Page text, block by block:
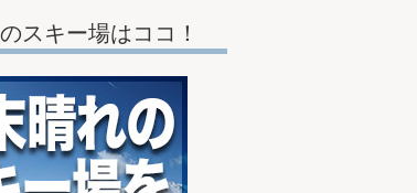
スキー場はココ！